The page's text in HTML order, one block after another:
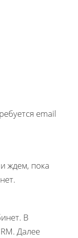
email
ждем, пока
В
Далее